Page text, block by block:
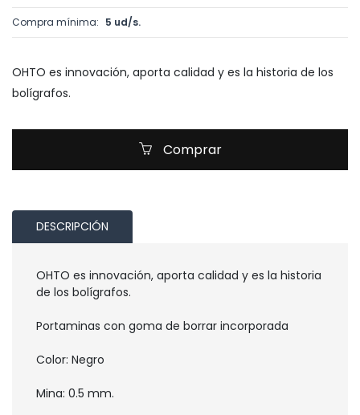
Compra mínima: 5 ud/s.
OHTO es innovación, aporta calidad y es la historia de los
bolígrafos.
Comprar
DESCRIPCIÓN
OHTO es innovación, aporta calidad y es la historia
de los bolígrafos.
Portaminas con goma de borrar incorporada
Color: Negro
Mina: 0.5 mm.